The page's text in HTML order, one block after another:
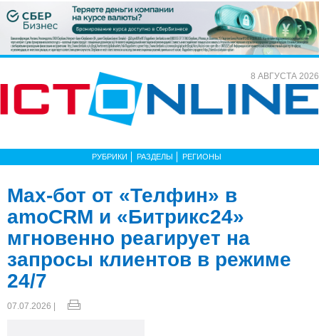
8 АВГУСТА 2026
РУБРИКИ РАЗДЕЛЫ РЕГИОНЫ
Max-бот от «Телфин» в
amoCRM и «Битрикс24»
мгновенно реагирует на
запросы клиентов в режиме
24/7
07.07.2026 |